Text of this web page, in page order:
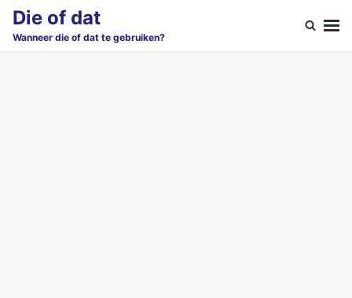
SkipSearch
for:
Die of dat
Wanneer die of dat te gebruiken?